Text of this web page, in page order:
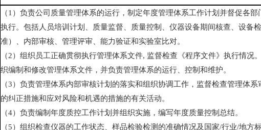
（1）负责公司质量管理体系的运行，制定年度管理体系工作计划并督促各部
执行。包括人员培训计划、质量监督、质量控制、仪器设备期间核查、设备
准）、内部审核、管理评审、能力验证和实验室比对。
（2）组织员工正确贯彻执行管理体系文件, 监督检查《程序文件》执行情况
织编制和修改管理体系文件，并负责管理体系的运行、控制和维护。
（3）负责管理体系内部审核计划的落实和组织协调工作，监督检查管理体系
的纠正措施和应对风险和机遇的措施的有关活动。
（4）负责编制年度质控工作计划并组织实施，编写年度质量控制总结。
（5）组织检查仪器的工作状态、样品检验检测的准确情况及国家/行业/地方